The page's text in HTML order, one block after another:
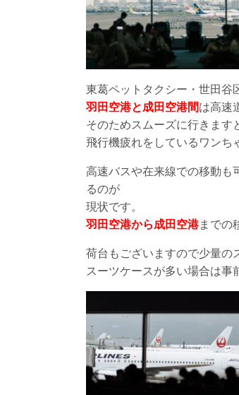
東葛ペットタクシー・世田谷
羽田空港と成田空港間は高速
そのためスムーズに行きます
飛行機疲れをしているワンち
高速バスや在来線での移動も
るのが
現状です。
羽田空港から成田空港までの
荷台もございますので少量の
スーツケースが多い場合は事